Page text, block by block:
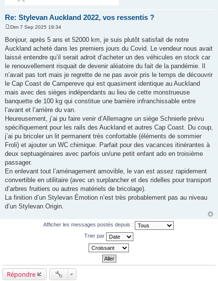
Re: Stylevan Auckland 2022, vos ressentis ?
s
s
a
g
e
Dim 7 Sep 2025 19:34
Bonjour, après 5 ans et 52000 km, je suis plutôt satisfait de notre
Auckland acheté dans les premiers jours du Covid. Le vendeur nous avait
laissé entendre qu’il serait adroit d’acheter un des véhicules en stock car
le renouvellement risquait de devenir aléatoire du fait de la pandémie. Il
n’avait pas tort mais je regrette de ne pas avoir pris le temps de découvrir
le Cap Coast de Campereve qui est quasiment identique au Auckland
mais avec des sièges indépendants au lieu de cette monstrueuse
banquette de 100 kg qui constitue une barrière infranchissable entre
l’avant et l’arrière du van.
Heureusement, j’ai pu faire venir d’Allemagne un siège Schnierle prévu
spécifiquement pour les rails des Auckland et autres Cap Coast. Du coup,
j’ai pu bricoler un lit permanent très confortable (éléments de sommier
Froli) et ajouter un WC chimique. Parfait pour des vacances itinérantes à
deux septuagénaires avec parfois un/une petit enfant ado en troisième
passager.
En enlevant tout l’aménagement amovible, le van est assez rapidement
convertible en utilitaire (avec un surplancher et des ridelles pour transport
d’arbres fruitiers ou autres matériels de bricolage).
La finition d’un Stylevan Émotion n’est très probablement pas au niveau
d’un Stylevan Origin.
Afficher les messages postés depuis :
Trier par
Répondre